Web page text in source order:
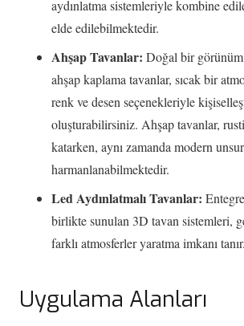
aydınlatma sistemleriyle kombine
elde edilebilmektedir.
Ahşap Tavanlar: Doğal bir
ahşap kaplama tavanlar, sıcak bir
renk ve desen seçenekleriyle
oluşturabilirsiniz. Ahşap tavanlar,
katarken, aynı zamanda modern
harmanlanabilmektedir.
Led Aydınlatmalı Tavanlar:
birlikte sunulan 3D tavan sistemleri,
farklı atmosferler yaratma imkanı tanır.
Uygulama Alanları